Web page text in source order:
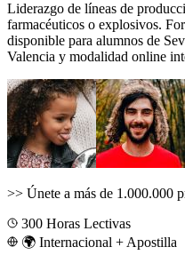
Liderazgo de líneas de
farmacéuticos o explosivos.
disponible para alumnos de
Valencia y modalidad online
>> Únete a más de 1.000.000
300 Horas Lectivas
🌍 Internacional + Apostilla